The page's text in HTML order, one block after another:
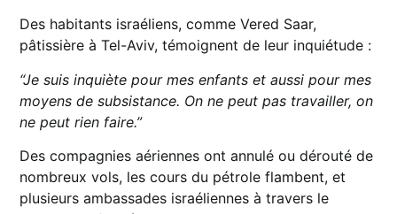
Des habitants israéliens, comme Vered Saar,
pâtissière à Tel-Aviv, témoignent de leur inquiétude :
“Je suis inquiète pour mes enfants et aussi pour mes
moyens de subsistance. On ne peut pas travailler, on
ne peut rien faire.”
Des compagnies aériennes ont annulé ou dérouté de
nombreux vols, les cours du pétrole flambent, et
plusieurs ambassades israéliennes à travers le